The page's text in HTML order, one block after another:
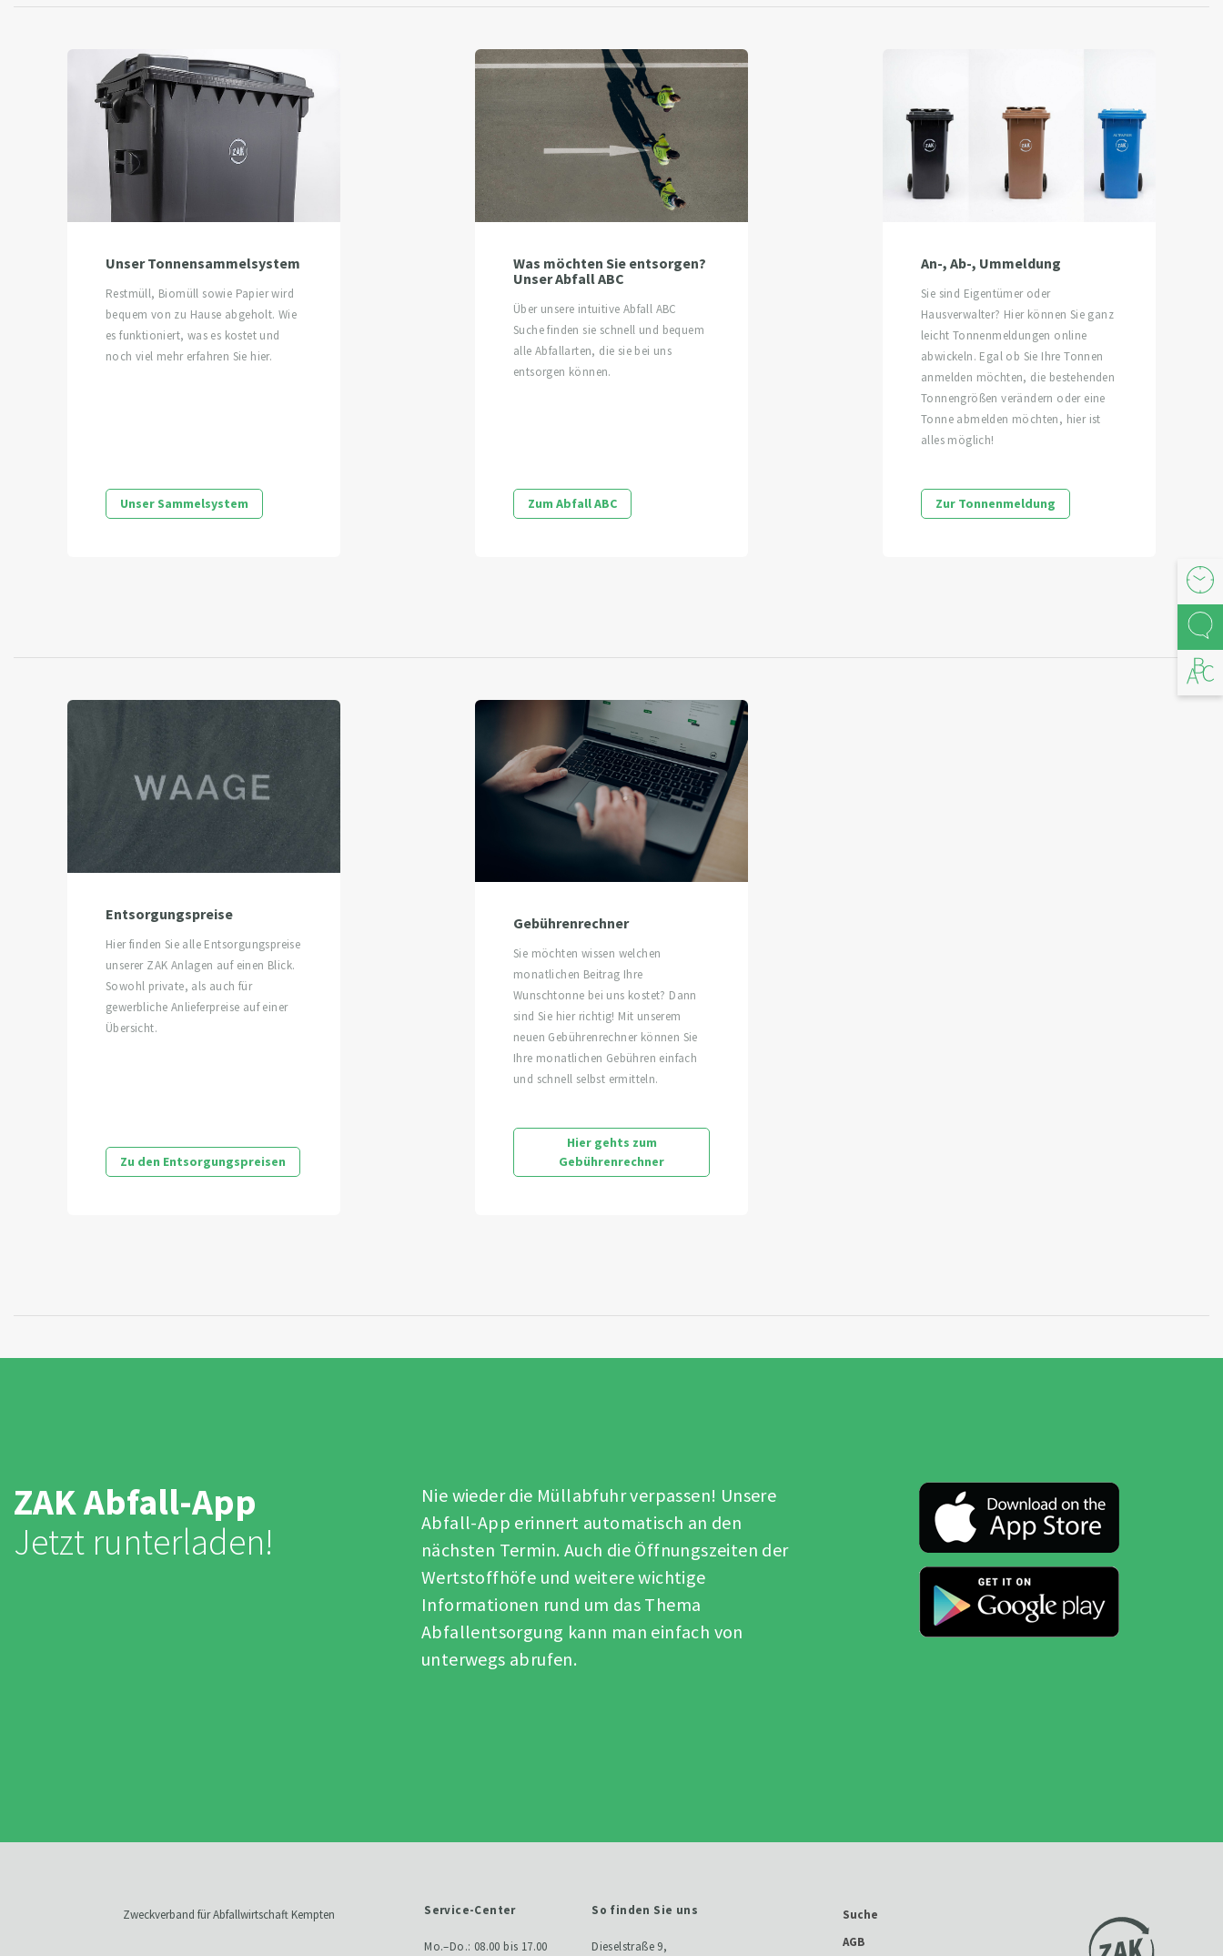
Unser Tonnensammelsystem
Restmüll, Biomüll sowie Papier wird
bequem von zu Hause abgeholt. Wie
es funktioniert, was es kostet und
noch viel mehr erfahren Sie hier.
Unser Sammelsystem
Was möchten Sie entsorgen?
Unser Abfall ABC
Über unsere intuitive Abfall ABC
Suche finden sie schnell und bequem
alle Abfallarten, die sie bei uns
entsorgen können.
Zum Abfall ABC
An-, Ab-, Ummeldung
Sie sind Eigentümer oder
Hausverwalter? Hier können Sie ganz
leicht Tonnenmeldungen online
abwickeln. Egal ob Sie Ihre Tonnen
anmelden möchten, die bestehenden
Tonnengrößen verändern oder eine
Tonne abmelden möchten, hier ist
alles möglich!
Zur Tonnenmeldung
Entsorgungspreise
Hier finden Sie alle Entsorgungspreise
unserer ZAK Anlagen auf einen Blick.
Sowohl private, als auch für
gewerbliche Anlieferpreise auf einer
Übersicht.
Zu den Entsorgungspreisen
Gebührenrechner
Sie möchten wissen welchen
monatlichen Beitrag Ihre
Wunschtonne bei uns kostet? Dann
sind Sie hier richtig! Mit unserem
neuen Gebührenrechner können Sie
Ihre monatlichen Gebühren einfach
und schnell selbst ermitteln.
Hier gehts zum
Gebührenrechner
ZAK Abfall-App
Jetzt runterladen!
Nie wieder die Müllabfuhr verpassen! Unsere
Abfall-App erinnert automatisch an den
nächsten Termin. Auch die Öffnungszeiten der
Wertstoffhöfe und weitere wichtige
Informationen rund um das Thema
Abfallentsorgung kann man einfach von
unterwegs abrufen.
Zweckverband für Abfallwirtschaft Kempten Service-Center
Mo.–Do.: 08.00 bis 17.00
So finden Sie uns
Dieselstraße 9,
Suche
AGB